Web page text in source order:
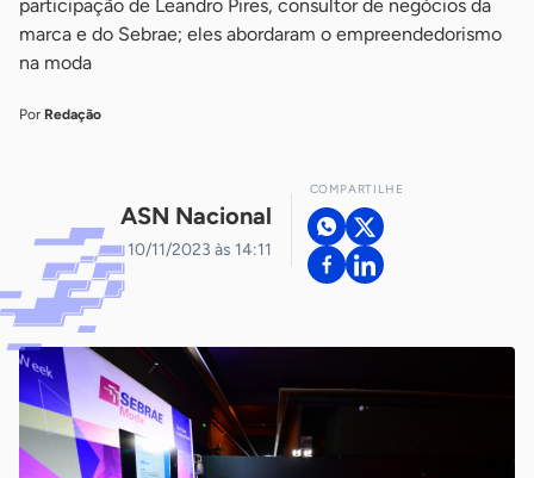
participação de Leandro Pires, consultor de negócios da
marca e do Sebrae; eles abordaram o empreendedorismo
na moda
Por Redação
ASN Nacional
10/11/2023 às 14:11
COMPARTILHE